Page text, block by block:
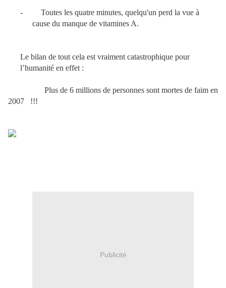
-
Toutes les quatre minutes, quelqu'un perd la vue à
cause du manque de vitamines A.
Le bilan de tout cela est vraiment catastrophique pour
l’humanité en effet :
Plus de 6 millions de personnes sont mortes de faim en
2007
!!!
Publicité